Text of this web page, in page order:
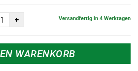
Versandfertig in 4 Werktagen
WARENKORB